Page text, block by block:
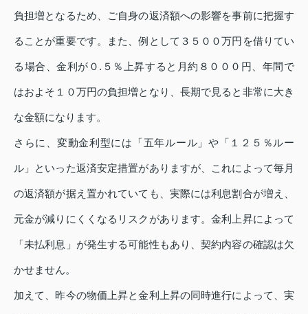
負担増となるため、ご自身の返済額への影響を事前に把握す
ることが重要です。また、例として３５００万円を借りてい
る場合、金利が０.５％上昇すると月約８０００円、年間で
はおよそ１０万円の負担増となり、長期で見ると非常に大き
な金額になります。
さらに、変動金利型には「五年ルール」や「１２５％ルー
ル」といった返済安定措置がありますが、これによって毎月
の返済額が据え置かれていても、実際には利息割合が増え、
元金が減りにくくなるリスクがあります。金利上昇によって
「未払利息」が発生する可能性もあり、契約内容の確認は欠
かせません。
加えて、昨今の物価上昇と金利上昇の同時進行によって、実